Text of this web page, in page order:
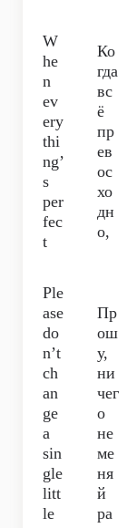
W
he
n
ev
ery
thi
ng’
s
per
fec
t
Ко
гда
вс
ё
пр
ев
ос
хо
дн
о,
Ple
ase
do
n’t
ch
an
ge
a
sin
gle
litt
le
Пр
ош
у,
ни
чег
о
не
ме
ня
й
ра